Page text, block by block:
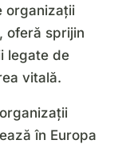
organizații
oferă sprijin
legate de
vitală.
în Europa